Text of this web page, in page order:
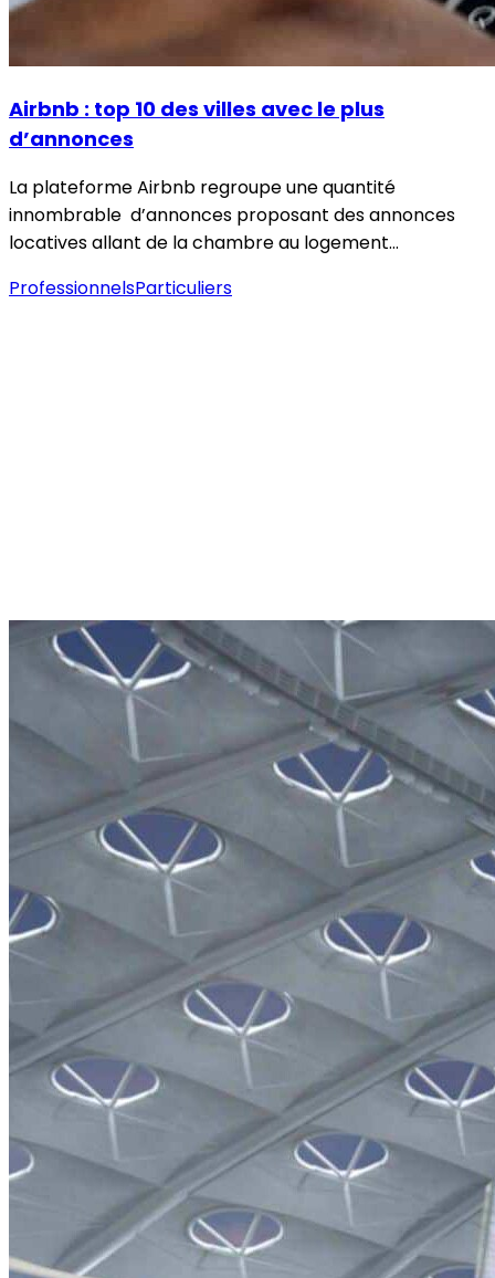
Airbnb : top 10 des villes avec le plus
d’annonces
La plateforme Airbnb regroupe une quantité
innombrable d’annonces proposant des annonces
locatives allant de la chambre au logement…
ProfessionnelsParticuliers